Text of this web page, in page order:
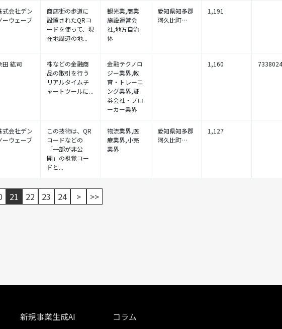
式会社デン
ーウェーブ
商店街の歩道に
設置されたQRコ
ードを使って、現
在地周辺の地...
観光業,商業
施設運営会
社,地方自治
体
愛知県知多郡
阿久比町…
1,191
田 紘司
株などの金融商
品の取引を行う
リアルタイムチ
ャートツールに...
金融テクノロ
ジー業界,教
育・トレーニ
ング業界,証
券会社・ブロ
ーカー業界
1,160 7338024
式会社デン
ーウェーブ
この技術は、QR
コードなどの
「一部が非公
開」の視覚コー
ドと...
物流業界,医
療業界,小売
業界
愛知県知多郡
阿久比町…
1,127
21 22 23 24 > >>
新規事業生成AI コラム